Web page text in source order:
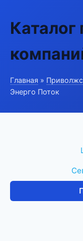
Главная »
Энерго Поток